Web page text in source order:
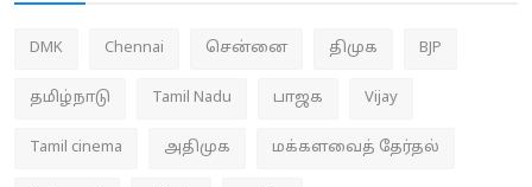
DMK Chennai சென்னை திமுக BJP
தமிழ்நாடு Tamil Nadu பாஜக Vijay
Tamil cinema அதிமுக மக்களவைத் தேர்தல்